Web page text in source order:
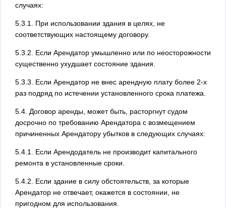
случаях:
5.3.1. При использовании здания в целях, не
соответствующих настоящему договору.
5.3.2. Если Арендатор умышленно или по неосторожности
существенно ухудшает состояние здания.
5.3.3. Если Арендатор не внес арендную плату более 2-х
раз подряд по истечении установленного срока платежа.
5.4. Договор аренды, может быть, расторгнут судом
досрочно по требованию Арендатора с возмещением
причиненных Арендатору убытков в следующих случаях:
5.4.1. Если Арендодатель не производит капитального
ремонта в установленные сроки.
5.4.2. Если здание в силу обстоятельств, за которые
Арендатор не отвечает, окажется в состоянии, не
пригодном для использования.